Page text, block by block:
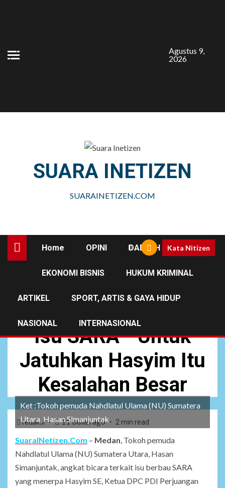
Agustus 9,
2026
SUARA INETIZEN
SUARAINETIZEN.COM
Home OPINI DAERAH
EKONOMI BISNIS HUKUM KRIMINAL
ARTIKEL SPORT, ARTIS & GAYA HIDUP
NASIONAL INTERNASIONAL
Kata Nitizen
Isu SARA ” Untuk
Jatuhkan Hasyim Itu
Kesalahan Besar
redaksi 11 bulan ago 2 min read
Ket :Tokoh pemuda Nahdlatul Ulama (NU) Sumatera
Utara, Hasan Simanjuntak
SuaraINetizen.Com – Medan, Tokoh pemuda
Nahdlatul Ulama (NU) Sumatera Utara, Hasan
Simanjuntak, angkat bicara terkait isu berbau SARA
yang menerpa Hasyim SE, Ketua DPC PDI Perjuangan